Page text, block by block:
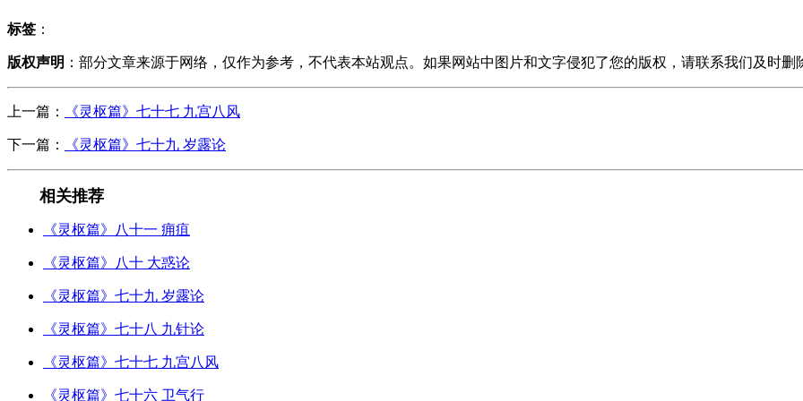
标签 ：
版权声明 ：部分文章来源于网络，仅作为参考，不代表本站观点。如果网站中图片和文字侵犯了您的版权，请联系我们及时删
上一篇： 《灵枢篇》七十七 九宫八风
下一篇： 《灵枢篇》七十九 岁露论
相关推荐
《灵枢篇》八十一 痈疽
《灵枢篇》八十 大惑论
《灵枢篇》七十九 岁露论
《灵枢篇》七十八 九针论
《灵枢篇》七十七 九宫八风
《灵枢篇》七十六 卫气行